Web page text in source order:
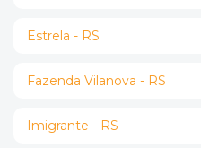
Estrela - RS
Fazenda Vilanova - RS
Imigrante - RS